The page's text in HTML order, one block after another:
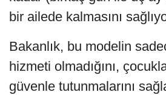
bir ailede kalmasını
Bakanlık, bu modelin
hizmeti olmadığını,
güvenle tutunmalarını